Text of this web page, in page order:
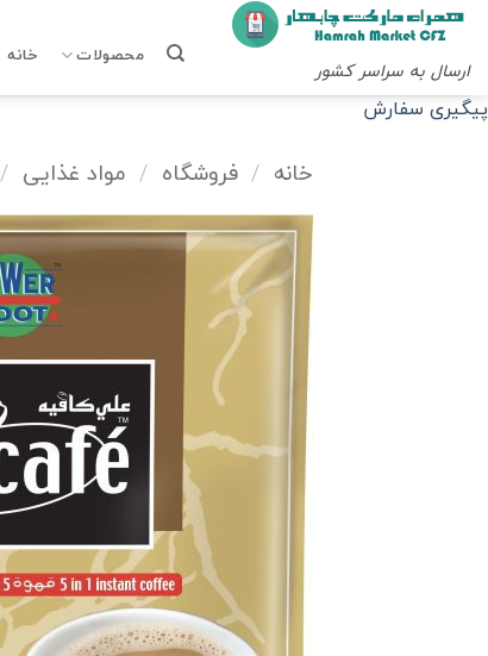
Skip
content
ارسال به سراسر کشور
محصولات خانه
پیگیری سفارش
خانه / فروشگاه / مواد غذایی /